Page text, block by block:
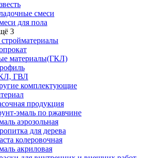
смеси
для пола
3
материалы(ГКЛ)
ГВЛ
комплектующие
продукция
эмаль по ржавчине
аэрозольная
для дерева
колеровочная
акриловая